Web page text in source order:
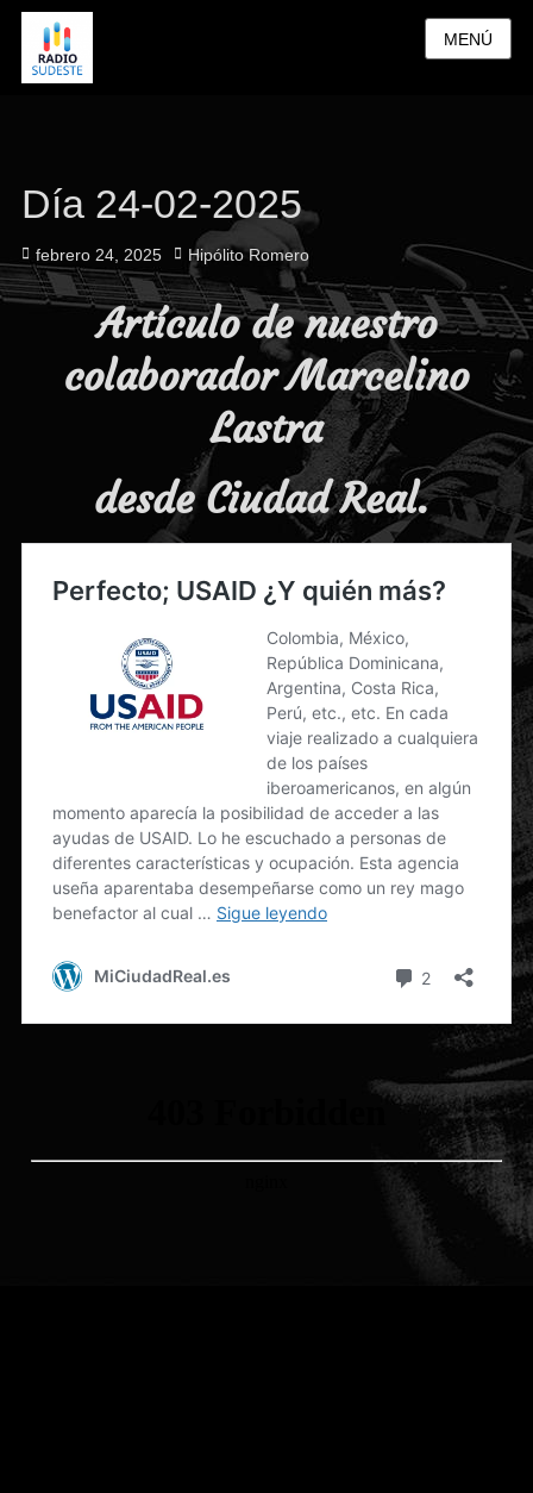
MENÚ
Día 24-02-2025
Publicado
el
febrero 24, 2025 Autor
Hipólito Romero
Artículo de nuestro
colaborador Marcelino
Lastra
desde Ciudad Real.